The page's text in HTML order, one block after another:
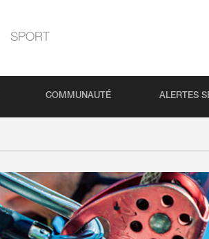
SPORT
COMMUNAUTÉ ALERTES